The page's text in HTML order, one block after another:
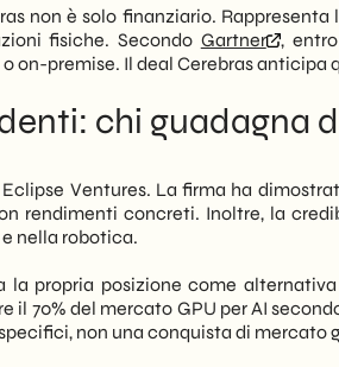
non è solo finanziario.
fisiche. Secondo Gartner
,
on-premise. Il deal Cerebras anticipa
chi guadagna
Ventures. La firma ha
rendimenti concreti. Inoltre, la
nella robotica.
la propria posizione come
il 70% del mercato GPU per AI
non una conquista di mercato